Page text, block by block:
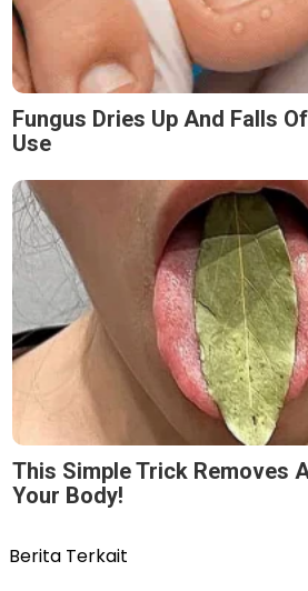
Fungus Dries Up And Falls
Use
This Simple Trick Removes
Your Body!
Berita Terkait